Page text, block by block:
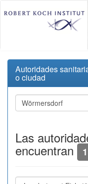
Autoridades
o ciudad
Las
encuentran 1